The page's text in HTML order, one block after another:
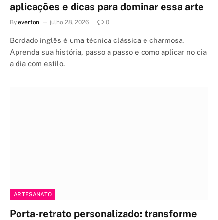
aplicações e dicas para dominar essa arte
By everton julho 28, 2026 0
Bordado inglês é uma técnica clássica e charmosa.
Aprenda sua história, passo a passo e como aplicar no dia
a dia com estilo.
ARTESANATO
Porta-retrato personalizado: transforme